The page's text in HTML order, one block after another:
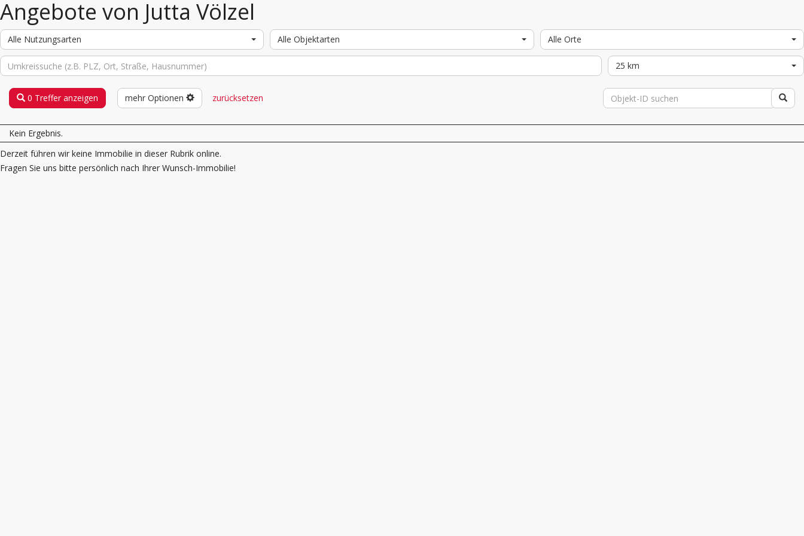
Angebote von Jutta Völzel
Alle Nutzungsarten Alle Objektarten Alle Orte
25 km
0 Treffer anzeigen mehr Optionen zurücksetzen
Kein Ergebnis.
Derzeit führen wir keine Immobilie in dieser Rubrik online.
Fragen Sie uns bitte persönlich nach Ihrer Wunsch-Immobilie!